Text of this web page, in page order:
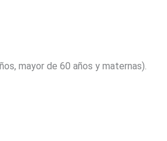
mayor de 60 años y maternas).